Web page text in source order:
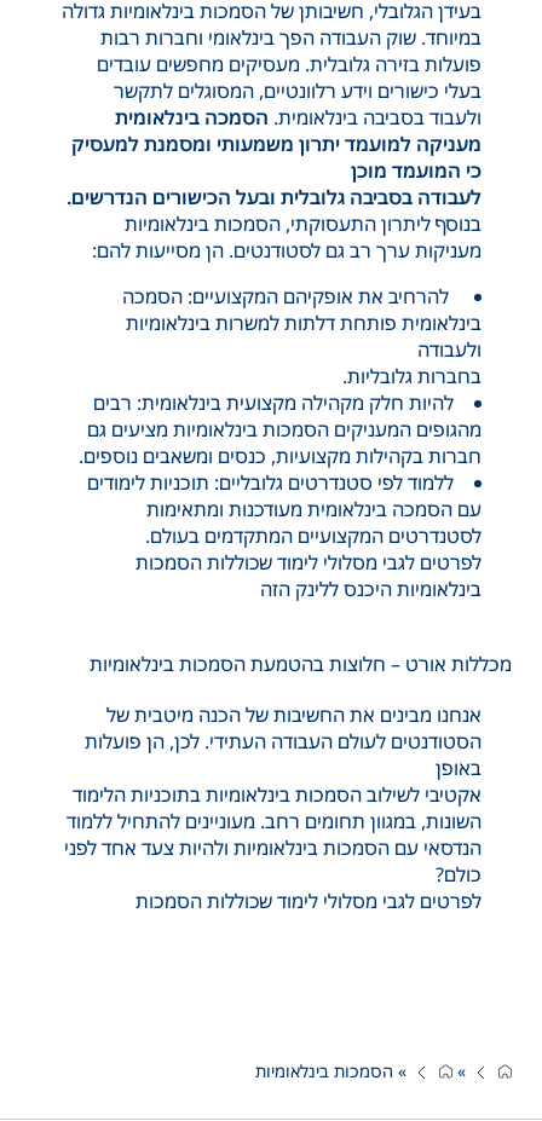
בעידן הגלובלי, חשיבותן של הסמכות בינלאומיות גדולה
במיוחד. שוק העבודה הפך בינלאומי וחברות רבות
פועלות בזירה גלובלית. מעסיקים מחפשים עובדים
בעלי כישורים וידע רלוונטיים, המסוגלים לתקשר
ולעבוד בסביבה בינלאומית. הסמכה בינלאומית
מעניקה למועמד יתרון משמעותי ומסמנת למעסיק
כי המועמד מוכן
לעבודה בסביבה גלובלית ובעל הכישורים הנדרשים.
בנוסף ליתרון התעסוקתי, הסמכות בינלאומיות
מעניקות ערך רב גם לסטודנטים. הן מסייעות להם:
להרחיב את אופקיהם המקצועיים: הסמכה
בינלאומית פותחת דלתות למשרות בינלאומיות
ולעבודה
בחברות גלובליות.
להיות חלק מקהילה מקצועית בינלאומית: רבים
מהגופים המעניקים הסמכות בינלאומיות מציעים גם
חברות בקהילות מקצועיות, כנסים ומשאבים נוספים.
ללמוד לפי סטנדרטים גלובליים: תוכניות לימודים
עם הסמכה בינלאומית מעודכנות ומתאימות
לסטנדרטים המקצועיים המתקדמים בעולם.
לפרטים לגבי מסלולי לימוד שכוללות הסמכות
בינלאומיות היכנס ללינק הזה
מכללות אורט – חלוצות בהטמעת הסמכות בינלאומיות
אנחנו מבינים את החשיבות של הכנה מיטבית של
הסטודנטים לעולם העבודה העתידי. לכן, הן פועלות
באופן
אקטיבי לשילוב הסמכות בינלאומיות בתוכניות הלימוד
השונות, במגוון תחומים רחב. מעוניינים להתחיל ללמוד
הנדסאי עם הסמכות בינלאומיות ולהיות צעד אחד לפני
כולם?
לפרטים לגבי מסלולי לימוד שכוללות הסמכות
»
» הסמכות בינלאומיות